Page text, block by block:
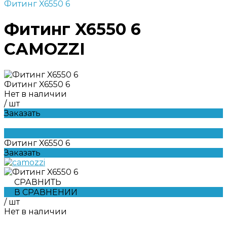
Фитинг X6550 6
Фитинг X6550 6
CAMOZZI
Фитинг X6550 6
Нет в наличии
/ шт
Заказать
Фитинг X6550 6
Заказать
СРАВНИТЬ
В СРАВНЕНИИ
/ шт
Нет в наличии